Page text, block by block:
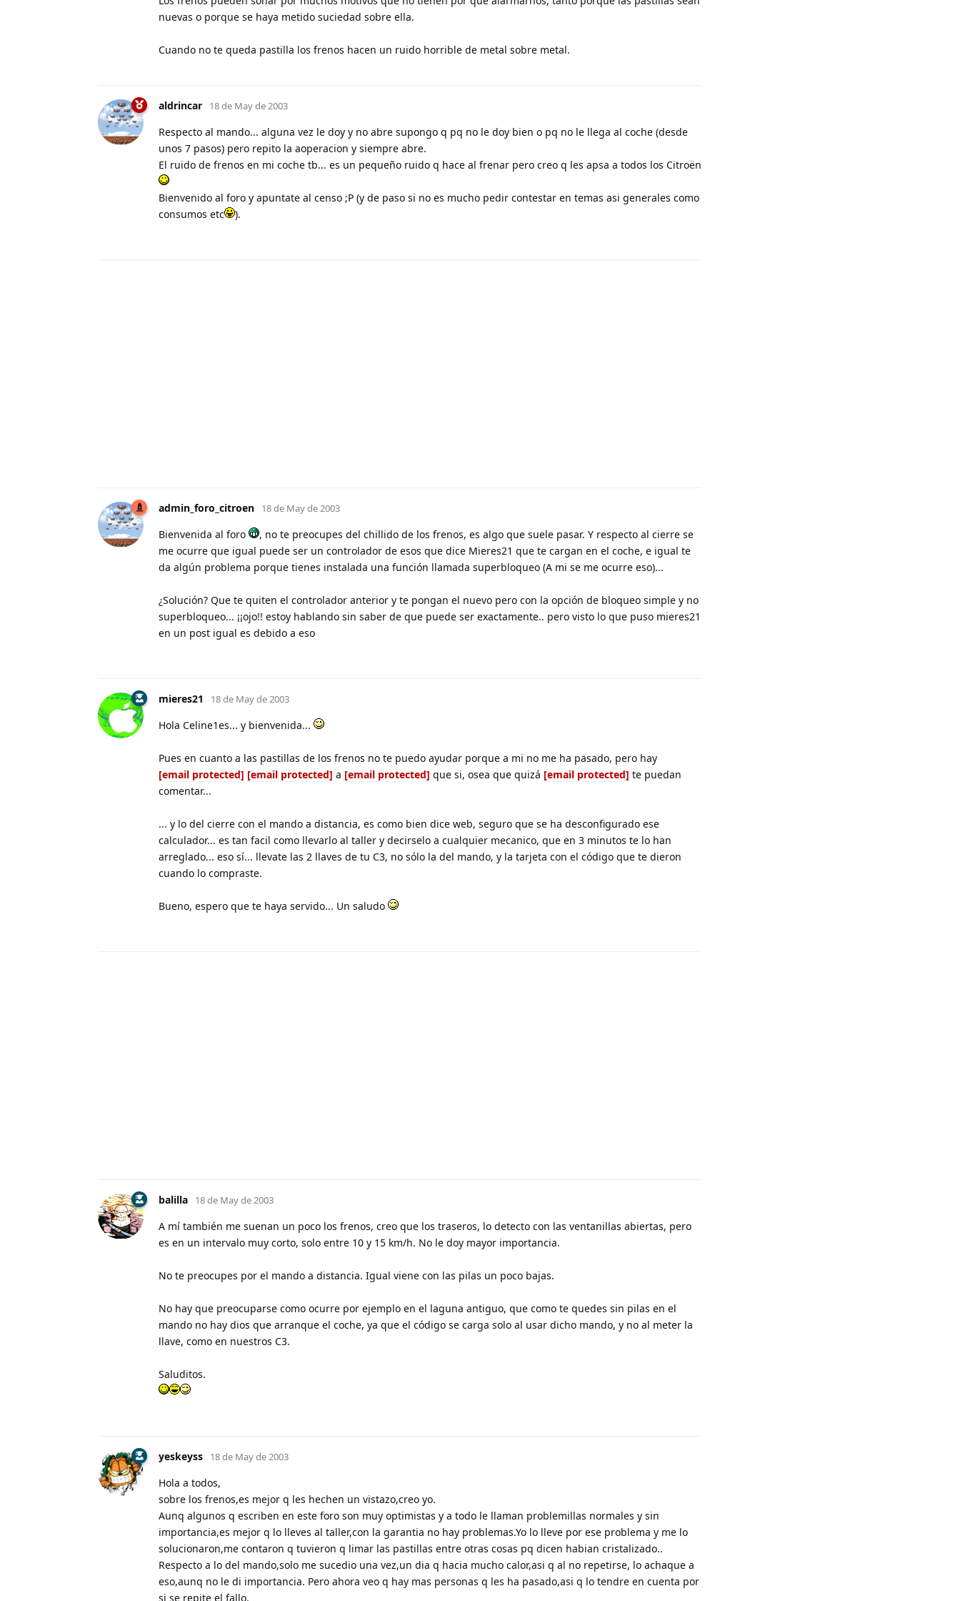
nuevas o porque se haya metido suciedad sobre ella.
Cuando no te queda pastilla los frenos hacen un ruido horrible de metal sobre metal.
aldrincar 18 de May de 2003
Respecto al mando... alguna vez le doy y no abre supongo q pq no le doy bien o pq no le llega al coche (desde
unos 7 pasos) pero repito la aoperacion y siempre abre.
El ruido de frenos en mi coche tb... es un pequeño ruido q hace al frenar pero creo q les apsa a todos los Citroën
Bienvenido al foro y apuntate al censo ;P (y de paso si no es mucho pedir contestar en temas asi generales como
consumos etc
).
admin_foro_citroen 18 de May de 2003
Bienvenida al foro
, no te preocupes del chillido de los frenos, es algo que suele pasar. Y respecto al cierre se
me ocurre que igual puede ser un controlador de esos que dice Mieres21 que te cargan en el coche, e igual te
da algún problema porque tienes instalada una función llamada superbloqueo (A mi se me ocurre eso)...
¿Solución? Que te quiten el controlador anterior y te pongan el nuevo pero con la opción de bloqueo simple y no
superbloqueo... ¡¡ojo!! estoy hablando sin saber de que puede ser exactamente.. pero visto lo que puso mieres21
en un post igual es debido a eso
mieres21 18 de May de 2003
Hola Celine1es... y bienvenida...
Pues en cuanto a las pastillas de los frenos no te puedo ayudar porque a mi no me ha pasado, pero hay
[email protected] [email protected] a [email protected] que si, osea que quizá [email protected] te puedan
comentar...
... y lo del cierre con el mando a distancia, es como bien dice web, seguro que se ha desconfigurado ese
calculador... es tan facil como llevarlo al taller y decirselo a cualquier mecanico, que en 3 minutos te lo han
arreglado... eso sí... llevate las 2 llaves de tu C3, no sólo la del mando, y la tarjeta con el código que te dieron
cuando lo compraste.
Bueno, espero que te haya servido... Un saludo
balilla 18 de May de 2003
A mí también me suenan un poco los frenos, creo que los traseros, lo detecto con las ventanillas abiertas, pero
es en un intervalo muy corto, solo entre 10 y 15 km/h. No le doy mayor importancia.
No te preocupes por el mando a distancia. Igual viene con las pilas un poco bajas.
No hay que preocuparse como ocurre por ejemplo en el laguna antiguo, que como te quedes sin pilas en el
mando no hay dios que arranque el coche, ya que el código se carga solo al usar dicho mando, y no al meter la
llave, como en nuestros C3.
Saluditos.
yeskeyss 18 de May de 2003
Hola a todos,
sobre los frenos,es mejor q les hechen un vistazo,creo yo.
Aunq algunos q escriben en este foro son muy optimistas y a todo le llaman problemillas normales y sin
importancia,es mejor q lo lleves al taller,con la garantia no hay problemas.Yo lo lleve por ese problema y me lo
solucionaron,me contaron q tuvieron q limar las pastillas entre otras cosas pq dicen habian cristalizado..
Respecto a lo del mando,solo me sucedio una vez,un dia q hacia mucho calor,asi q al no repetirse, lo achaque a
eso,aunq no le di importancia. Pero ahora veo q hay mas personas q les ha pasado,asi q lo tendre en cuenta por
si se repite el fallo.